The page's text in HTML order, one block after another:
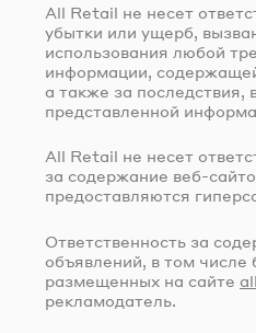
All Retail не несет
убытки или ущерб,
использования любой
информации,
а также за последствия,
представленной
All Retail не несет
за содержание веб-
предоставляются
Ответственность за
объявлений, в том числе
размещенных на сайте
рекламодатель.